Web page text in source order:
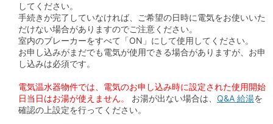
してください。
手続きが完了していなければ、ご希望の日時に電気をお使いいた
だけない場合がありますのでご注意ください。
室内のブレーカーをすべて「ON」にして使用してください。
お申し込みがまだでも電気が使用できる場合がありますが、お申
し込みは必須です。
電気温水器物件では、電気のお申し込み時に設定された使用開始
日当日はお湯が使えません。
お湯が出ない場合は、 Q&A 給湯を
確認の上設定を行ってください。